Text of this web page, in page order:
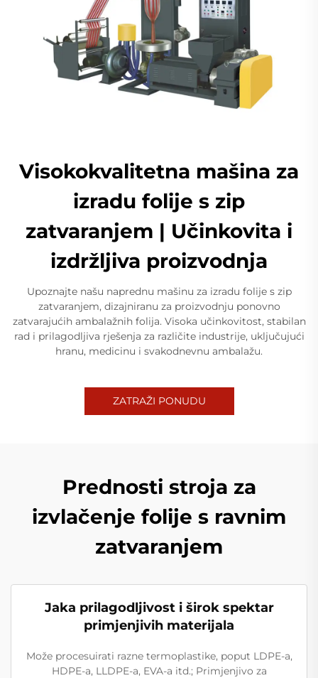
Visokokvalitetna mašina za
izradu folije s zip
zatvaranjem | Učinkovita i
izdržljiva proizvodnja
Upoznajte našu naprednu mašinu za izradu folije s zip
zatvaranjem, dizajniranu za proizvodnju ponovno
zatvarajućih ambalažnih folija. Visoka učinkovitost, stabilan
rad i prilagodljiva rješenja za različite industrije, uključujući
hranu, medicinu i svakodnevnu ambalažu.
ZATRAŽI PONUDU
Prednosti stroja za
izvlačenje folije s ravnim
zatvaranjem
Jaka prilagodljivost i širok spektar
primjenjivih materijala
Može procesuirati razne termoplastike, poput LDPE-a,
HDPE-a, LLDPE-a, EVA-a itd.; Primjenjivo za